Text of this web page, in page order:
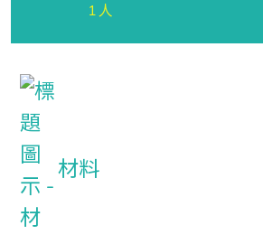
1人
材料